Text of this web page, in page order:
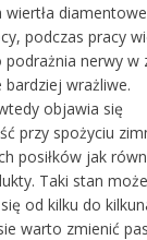
wiertła
podczas pracy
podrażnia nerwy w
bardziej wrażliwe.
objawia się
przy spożyciu
posiłków jak
Taki stan może
od kilku do
warto zmienić